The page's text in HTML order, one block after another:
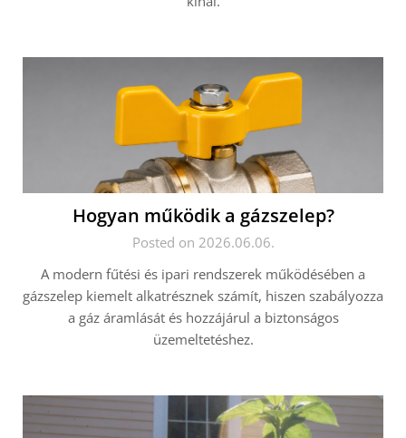
Hogyan működik a gázszelep?
Posted on 2026.06.06.
A modern fűtési és ipari rendszerek működésében a
gázszelep kiemelt alkatrésznek számít, hiszen szabályozza
a gáz áramlását és hozzájárul a biztonságos
üzemeltetéshez.